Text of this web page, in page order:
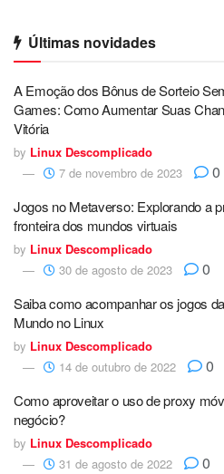
Últimas novidades
A Emoção dos Bônus de Sorteio
Games: Como Aumentar Suas
Vitória
by Linux Descomplicado
7 de novembro de 2023
0
Jogos no Metaverso: Explorando a
fronteira dos mundos virtuais
by Linux Descomplicado
30 de agosto de 2023
0
Saiba como acompanhar os jogos
Mundo no Linux
by Linux Descomplicado
14 de outubro de 2022
0
Como aproveitar o uso de proxy
negócio?
by Linux Descomplicado
31 de agosto de 2022
0